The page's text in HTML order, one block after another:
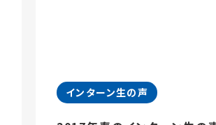
インターン生の声